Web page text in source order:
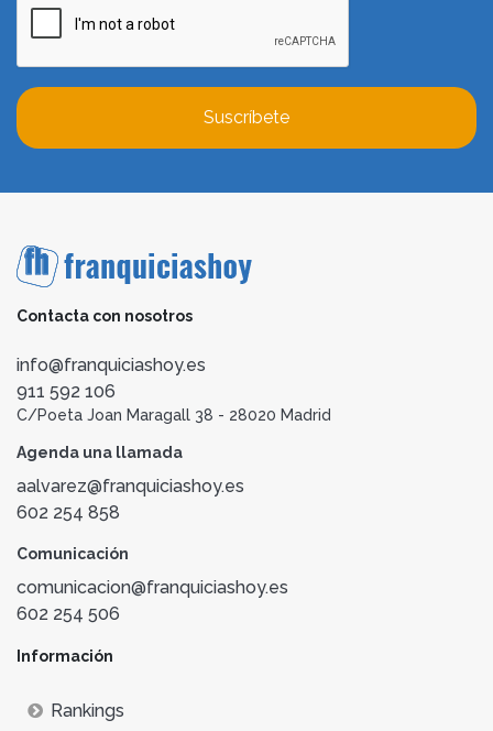
Suscríbete
Contacta con nosotros
info@franquiciashoy.es
911 592 106
C/Poeta Joan Maragall 38 - 28020 Madrid
Agenda una llamada
aalvarez@franquiciashoy.es
602 254 858
Comunicación
comunicacion@franquiciashoy.es
602 254 506
Información
Rankings